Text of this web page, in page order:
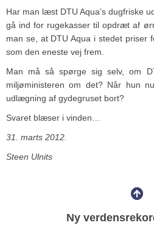
Har man læst DTU Aqua’s dugfriske
gå ind for rugekasser til opdræt af
man se, at DTU Aqua i stedet priser
som den eneste vej frem.
Man må så spørge sig selv, om
miljøministeren om det? Når hun
udlægning af gydegruset bort?
Svaret blæser i vinden…
31. marts 2012.
Steen Ulnits
Ny